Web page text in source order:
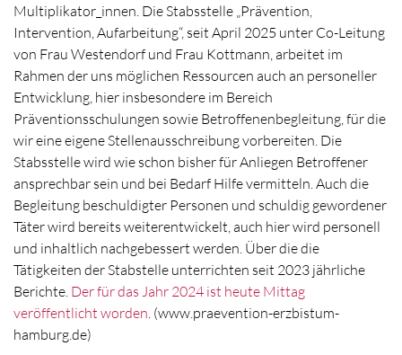
Multiplikator_innen. Die Stabsstelle „Prävention,
Intervention, Aufarbeitung“, seit April 2025 unter Co-Leitung
von Frau Westendorf und Frau Kottmann, arbeitet im
Rahmen der uns möglichen Ressourcen auch an personeller
Entwicklung, hier insbesondere im Bereich
Präventionsschulungen sowie Betroffenenbegleitung, für die
wir eine eigene Stellenausschreibung vorbereiten. Die
Stabsstelle wird wie schon bisher für Anliegen Betroffener
ansprechbar sein und bei Bedarf Hilfe vermitteln. Auch die
Begleitung beschuldigter Personen und schuldig gewordener
Täter wird bereits weiterentwickelt, auch hier wird personell
und inhaltlich nachgebessert werden. Über die die
Tätigkeiten der Stabstelle unterrichten seit 2023 jährliche
Berichte. Der für das Jahr 2024 ist heute Mittag
veröffentlicht worden. (www.praevention-erzbistum-
hamburg.de)